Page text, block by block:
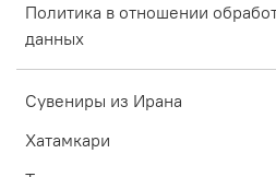
Политика в отношении
данных
Сувениры из Ирана
Хатамкари